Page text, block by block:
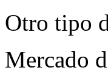
Otro tipo
Mercado